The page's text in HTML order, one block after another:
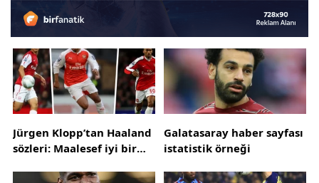
Jürgen Klopp’tan Haaland
sözleri: Maalesef iyi bir
Galatasaray haber sayfası
istatistik örneği